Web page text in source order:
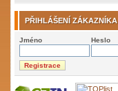
PŘIHLÁŠENÍ ZÁKAZNÍKA
Jméno Heslo